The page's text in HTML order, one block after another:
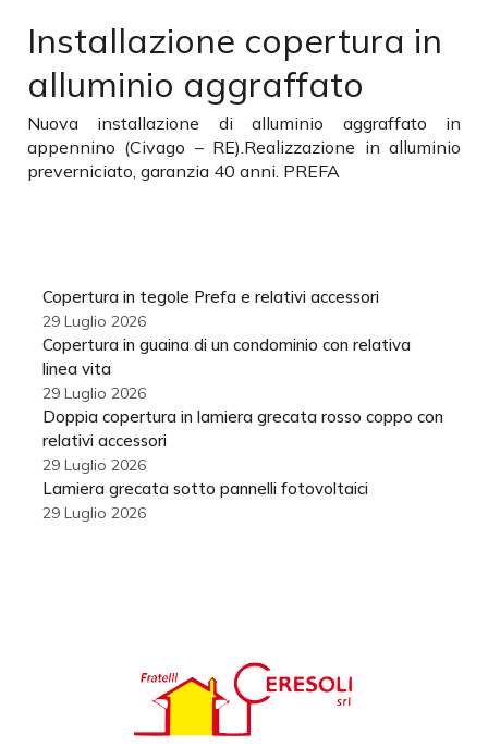
Installazione copertura in
alluminio aggraffato
Nuova installazione di alluminio aggraffato in
appennino (Civago – RE).Realizzazione in alluminio
preverniciato, garanzia 40 anni. PREFA
Copertura in tegole Prefa e relativi accessori
29 Luglio 2026
Copertura in guaina di un condominio con relativa
linea vita
29 Luglio 2026
Doppia copertura in lamiera grecata rosso coppo con
relativi accessori
29 Luglio 2026
Lamiera grecata sotto pannelli fotovoltaici
29 Luglio 2026